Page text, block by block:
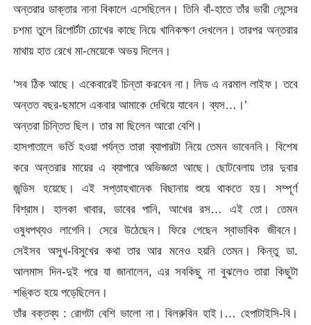
অন্তরার ডাক্তার নানা বিকালে এসেছিলেন। তিনি বাঁ-হাতে তাঁর ভারী লেন্সের
চশমা তুলে রিপোর্টটা চোখের কাছে নিয়ে খানিকক্ষণ দেখলেন। তারপর অন্তরার
মাথায় হাত রেখে মা-মেয়েকে অভয় দিলেন।
‘সব ঠিক আছে। একেবারেই চিন্তা করবেন না। লিড এ নরমাল লাইফ। তবে
অন্তত বছর-ছমাসে একবার আমাকে দেখিয়ে যাবেন। ব্যস…।’
অন্তরা চিন্তিত ছিল। তার মা ছিলেন আরো বেশি।
হাসপাতালে ভর্তি হওয়া পর্যন্ত তারা ব্যাপারটা নিয়ে তেমন ভাবেননি। বিশেষ
করে অন্তরার মায়ের এ ব্যাপারে অভিজ্ঞতা আছে। ছোটবেলায় তার দুবার
জন্ডিস হয়েছে। এই সপ্তাহখানেক বিছানায় শুয়ে থাকতে হয়। সম্পূর্ণ
বিশ্রাম। হালকা খাবার, ডাবের পানি, আখের রস… এই তো। তেমন
ওষুধপথ্যও লাগেনি। সেরে উঠেছেন। ফিরে গেছেন স্বাভাবিক জীবনে।
সেইসব অসুখ-বিসুখের কথা তার আর মনেও হয়নি তেমন। কিন্তু ডা.
আলমাস দিন-দুই পরে যা জানালেন, এর সবকিছু না বুঝলেও তারা কিছুটা
শঙ্কিত হয়ে পড়েছিলেন।
তাঁর বক্তব্য : রোগটা বেশি ভালো না। বিলরুবিন হাই।… হেপাটাইসি-বি।